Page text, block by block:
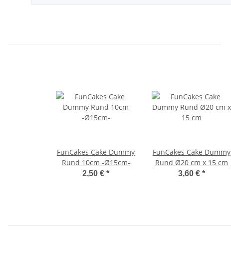
FunCakes Cake Dummy
Rund 10cm -Ø15cm-
2,50 € *
FunCakes Cake Dummy
Rund Ø20 cm x 15 cm
3,60 € *